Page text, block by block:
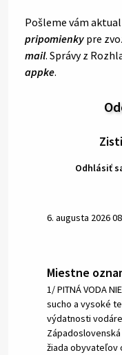
Pošleme vám
pripomienky pre
mail. Správy z
appke.
Odhlásiť
6. augusta 2026
Miestne
1/ PITNÁ VODA
sucho a vysoké
výdatnosti
žiada